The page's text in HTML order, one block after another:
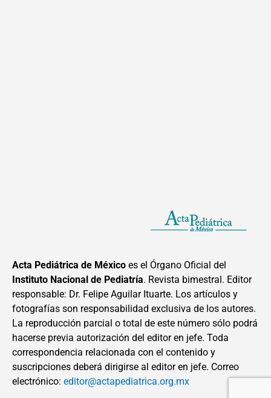
Acta Pediátrica de México es el Órgano Oficial del
Instituto Nacional de Pediatría. Revista bimestral. Editor
responsable: Dr. Felipe Aguilar Ituarte. Los artículos y
fotografías son responsabilidad exclusiva de los autores.
La reproducción parcial o total de este número sólo podrá
hacerse previa autorización del editor en jefe. Toda
correspondencia relacionada con el contenido y
suscripciones deberá dirigirse al editor en jefe. Correo
electrónico: editor@actapediatrica.org.mx